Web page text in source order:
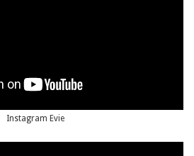
Instagram Evie